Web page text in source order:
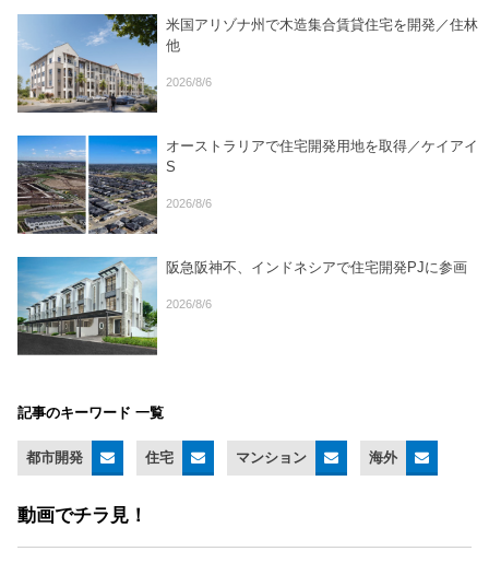
米国アリゾナ州で木造集合賃貸住宅を開発／住林
他
2026/8/6
オーストラリアで住宅開発用地を取得／ケイアイ
S
2026/8/6
阪急阪神不、インドネシアで住宅開発PJに参画
2026/8/6
記事のキーワード 一覧
都市開発 住宅 マンション 海外
動画でチラ見！